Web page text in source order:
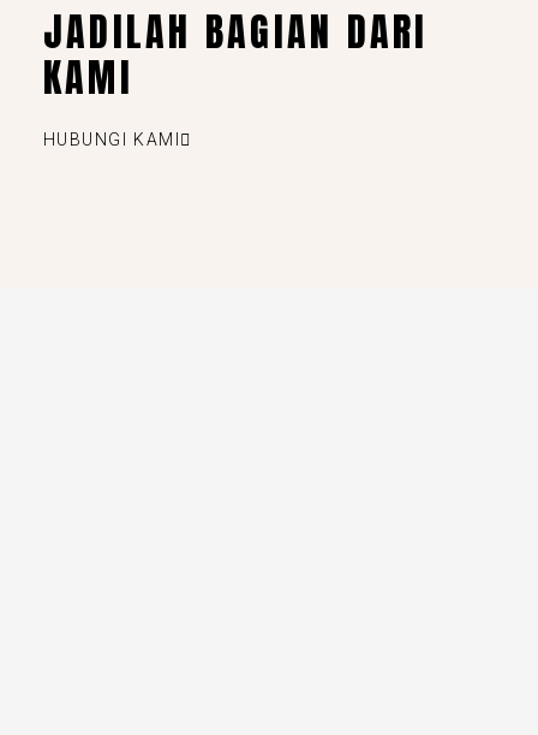
JADILAH BAGIAN DARI
KAMI
HUBUNGI KAMI